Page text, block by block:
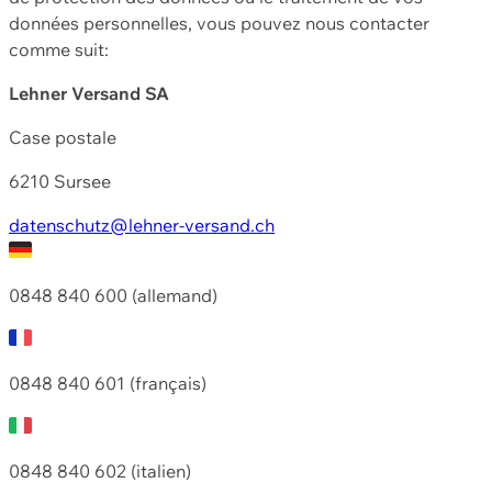
données personnelles, vous pouvez nous contacter
comme suit:
Lehner Versand SA
Case postale
6210 Sursee
datenschutz@lehner-versand.ch
0848 840 600 (allemand)
0848 840 601 (français)
0848 840 602 (italien)